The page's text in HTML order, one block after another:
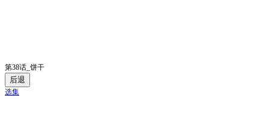
第38话_饼干
后退
选集